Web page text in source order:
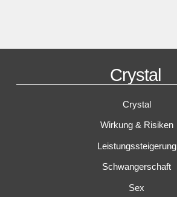
Crystal
Crystal
Wirkung & Risiken
Leistungssteigerung
Schwangerschaft
Sex